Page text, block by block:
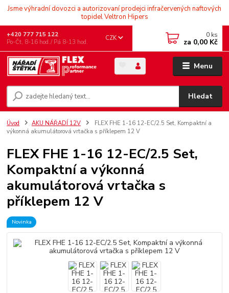
Jsme výhradní dovozci a autorizovaní prodejci infračervených naftových
topidel Veltron Hipers
Menu
CZK
Hledat
+420 777 715 122
Po-Čt, 8-16 hod./ Pá 8-13 hod.
0 ks
za 0,00 Kč
Úvod AKU NÁŘADÍ 12V
FLEX FHE 1-16 12-EC/2.5 Set, Kompaktní a
výkonná akumulátorová vrtačka s příklepem 12 V
FLEX FHE 1-16 12-EC/2.5 Set,
Kompaktní a výkonná
akumulátorová vrtačka s
příklepem 12 V
Novinka